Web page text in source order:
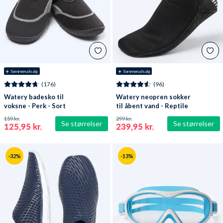
☀️ Sommerudsalg
Se størrelser
(176)
Watery badesko til
voksne - Perk - Sort
125,95 kr.
159 kr.
☀️ Sommerudsalg
Se størrelser
(96)
Watery neopren sokker
til åbent vand - Reptile
(3 mm) - Sort
239,95 kr.
299 kr.
-32% -13%